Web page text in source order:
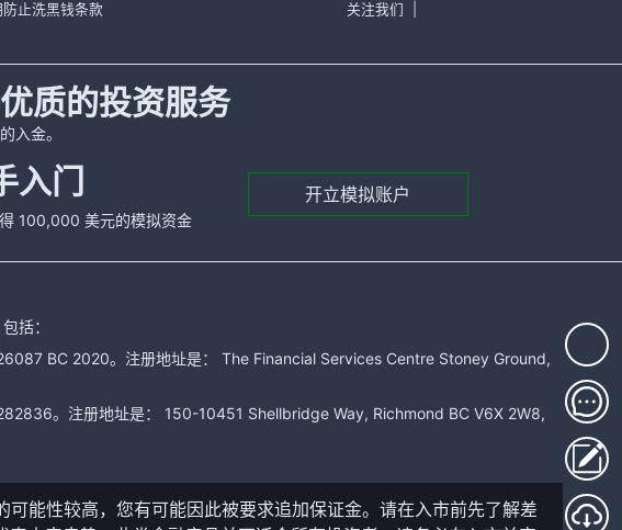
防止洗黑钱条款 关注我们
质的投资服务
入金。
入门
100,000 美元的模拟资金
开立模拟账户
括：
BC 2020。注册地址是： The Financial Services Centre Stoney Ground,
。注册地址是： 150-10451 Shellbridge Way, Richmond BC V6X 2W8,
能性较高，您有可能因此被要求追加保证金。请在入市前先了解差